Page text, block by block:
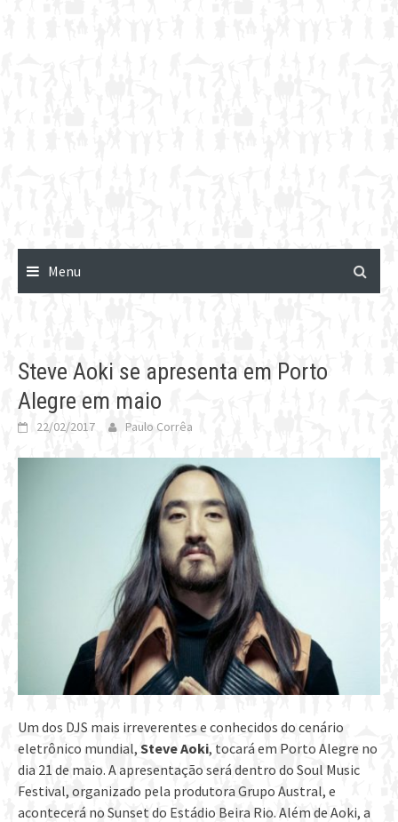
Menu
Steve Aoki se apresenta em Porto
Alegre em maio
22/02/2017 Paulo Corrêa
Um dos DJS mais irreverentes e conhecidos do cenário
eletrônico mundial, Steve Aoki, tocará em Porto Alegre no
dia 21 de maio. A apresentação será dentro do Soul Music
Festival, organizado pela produtora Grupo Austral, e
acontecerá no Sunset do Estádio Beira Rio. Além de Aoki, a